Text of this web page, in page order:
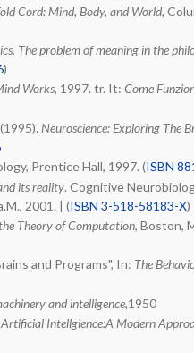
Cord: Mind, Body, and World,
The problem of meaning in the
)
Works, 1997. tr. It: Come
Neuroscience: Exploring The
Prentice Hall, 1997. (ISBN
its reality. Cognitive
2001. | (ISBN 3-518-58183-X)
Theory of Computation, Boston,
and Programs", In: The
and intelligence,1950
Artificial Intellgience:A Modern